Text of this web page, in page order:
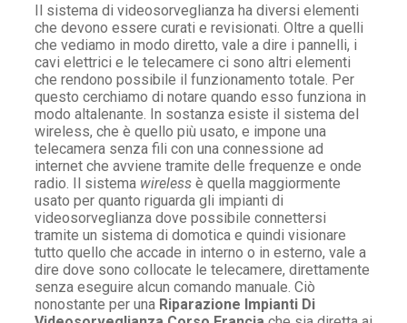
Il sistema di videosorveglianza ha diversi elementi
che devono essere curati e revisionati. Oltre a quelli
che vediamo in modo diretto, vale a dire i pannelli, i
cavi elettrici e le telecamere ci sono altri elementi
che rendono possibile il funzionamento totale. Per
questo cerchiamo di notare quando esso funziona in
modo altalenante. In sostanza esiste il sistema del
wireless, che è quello più usato, e impone una
telecamera senza fili con una connessione ad
internet che avviene tramite delle frequenze e onde
radio. Il sistema wireless è quella maggiormente
usato per quanto riguarda gli impianti di
videosorveglianza dove possibile connettersi
tramite un sistema di domotica e quindi visionare
tutto quello che accade in interno o in esterno, vale a
dire dove sono collocate le telecamere, direttamente
senza eseguire alcun comando manuale. Ciò
nonostante per una Riparazione Impianti Di